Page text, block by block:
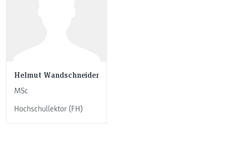
Helmut Wandschneider
MSc
Hochschullektor (FH)